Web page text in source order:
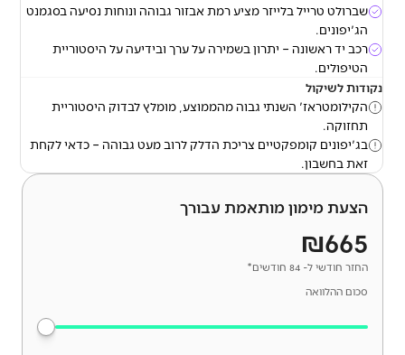
שברולט טרייל בלייזר מציע רמת אבזור גבוהה ונוחות נסיעה בסגמנט
הג'יפונים.
רכב יד ראשונה – יתרון בשמירה על ערך ובידיעה על היסטוריית
הטיפולים.
נקודות לשיקול
הקילומטראז' השנתי גבוה מהממוצע, מומלץ לבדוק היסטוריית
תחזוקה.
בג'יפונים קומפקטיים צריכת הדלק לרוב מעט גבוהה – כדאי לקחת
זאת בחשבון.
הצעת מימון מותאמת עבורך
₪665
החזר חודשי ל- 84 חודשים*
סכום ההלוואה